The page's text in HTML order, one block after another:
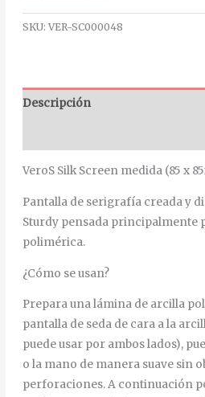
SKU: VER-SC000048
Descripción
VeroS Silk Screen medida (85 x
Pantalla de serigrafía creada y
Sturdy pensada principalmente
polimérica.
¿Cómo se usan?
Prepara una lámina de arcilla
pantalla de seda de cara a la
puede usar por ambos lados),
o la mano de manera suave sin
perforaciones. A continuación